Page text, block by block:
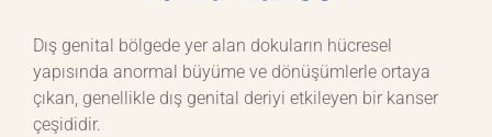
Dış genital bölgede yer alan dokuların hücresel
yapısında anormal büyüme ve dönüşümlerle ortaya
çıkan, genellikle dış genital deriyi etkileyen bir kanser
çeşididir.